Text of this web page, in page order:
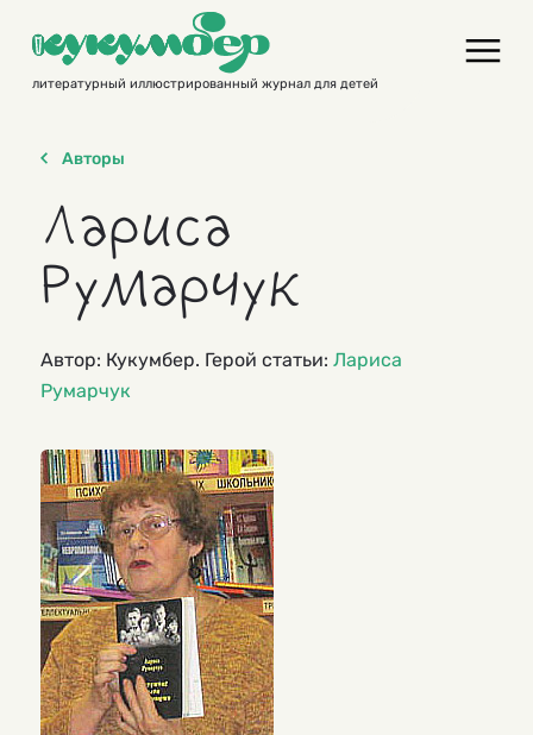
contentлитературный иллюстрированный журнал для детей
Авторы
Лариса
Румарчук
Автор: Кукумбер. Герой статьи: Лариса
Румарчук